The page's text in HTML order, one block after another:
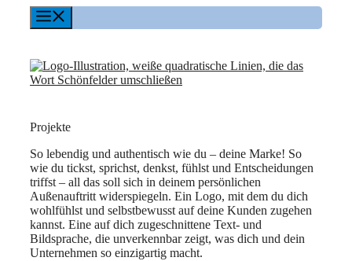
Inhalt
Projekte
So lebendig und authentisch wie du – deine Marke! So
wie du tickst, sprichst, denkst, fühlst und Entscheidungen
triffst – all das soll sich in deinem persönlichen
Außenauftritt widerspiegeln. Ein Logo, mit dem du dich
wohlfühlst und selbst­bewusst auf deine Kunden zugehen
kannst. Eine auf dich zugeschnittene Text- und
Bildsprache, die unverkennbar zeigt, was dich und dein
Unternehmen so einzigartig macht.